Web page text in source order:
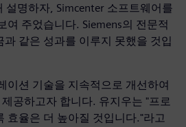
설명하자, Simcenter 소프트웨어를
여 주었습니다. Siemens의 전문적
같은 성과를 이루지 못했을 것입
이션 기술을 지속적으로 개선하여
공하고자 합니다. 유지우는 "프로
효율은 더 높아질 것입니다."라고